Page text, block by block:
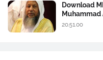
Download
Muhammad
20.51.00